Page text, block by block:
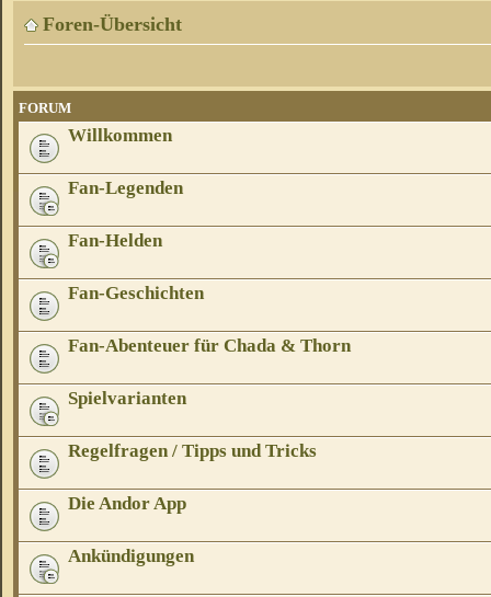
Foren-Übersicht
FORUM
Willkommen
Fan-Legenden
Fan-Helden
Fan-Geschichten
Fan-Abenteuer für Chada & Thorn
Spielvarianten
Regelfragen / Tipps und Tricks
Die Andor App
Ankündigungen